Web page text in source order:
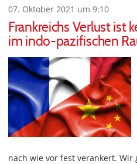
07. Oktober 2021 um 9:10
Frankreichs Verlust ist
im indo-pazifischen
nach wie vor fest verankert.